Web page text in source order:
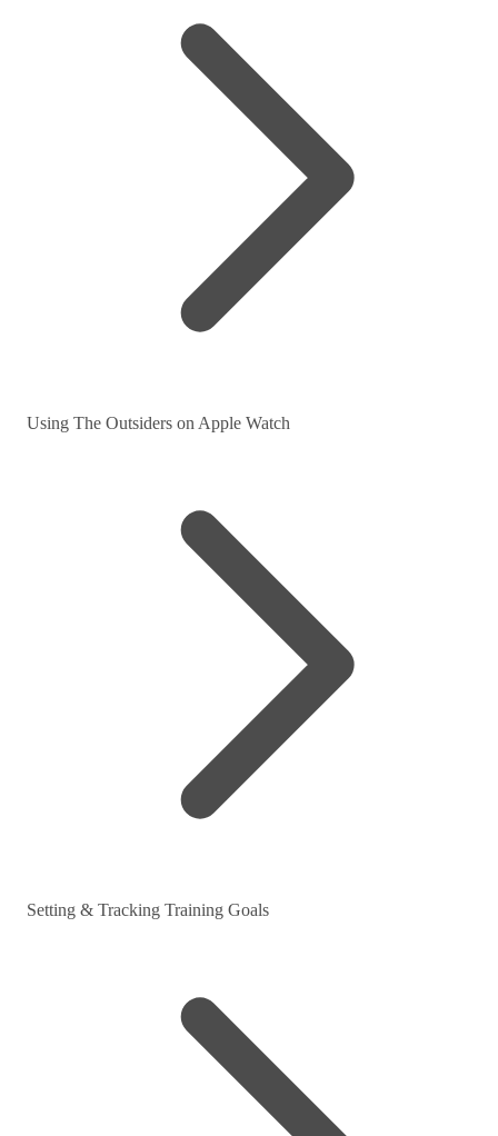
Using The Outsiders on Apple Watch
Setting & Tracking Training Goals